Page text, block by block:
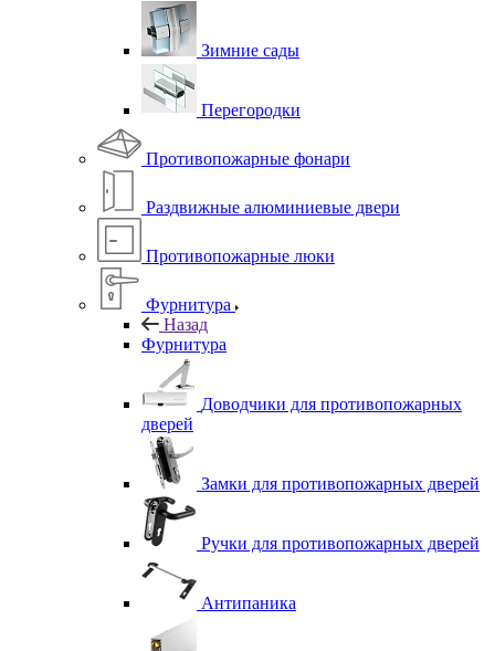
Зимние сады
Перегородки
Противопожарные фонари
Раздвижные алюминиевые двери
Противопожарные люки
Фурнитура
Назад
Фурнитура
Доводчики для противопожарных
дверей
Замки для противопожарных дверей
Ручки для противопожарных дверей
Антипаника